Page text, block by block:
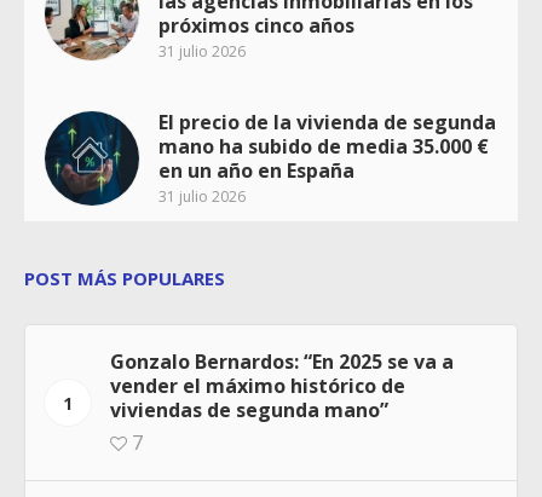
próximos cinco años
31 julio 2026
El precio de la vivienda de segunda
mano ha subido de media 35.000 €
en un año en España
31 julio 2026
POST MÁS POPULARES
1
Gonzalo Bernardos: “En 2025 se va a
vender el máximo histórico de
viviendas de segunda mano”
7